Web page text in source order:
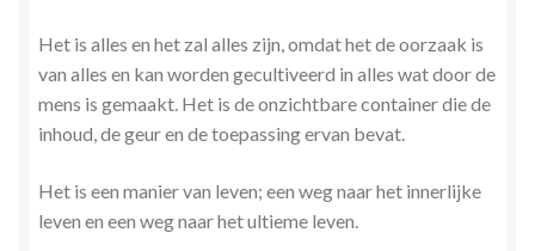
Het is alles en het zal alles zijn, omdat het de oorzaak is
van alles en kan worden gecultiveerd in alles wat door de
mens is gemaakt. Het is de onzichtbare container die de
inhoud, de geur en de toepassing ervan bevat.
Het is een manier van leven; een weg naar het innerlijke
leven en een weg naar het ultieme leven.